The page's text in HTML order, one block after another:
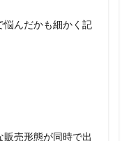
悩んだかも細かく記
売形態が同時で出